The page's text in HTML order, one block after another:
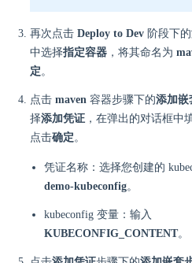
再次点击 Deploy to Dev 阶段下的
中选择指定容器 ，将其命名为
定 。
点击 maven 容器步骤下的添加嵌
择添加凭证 ，在弹出的对话框中
点击确定 。
凭证名称：选择您创建的
demo-kubeconfig。
kubeconfig 变量：输入
KUBECONFIG_CONTENT。